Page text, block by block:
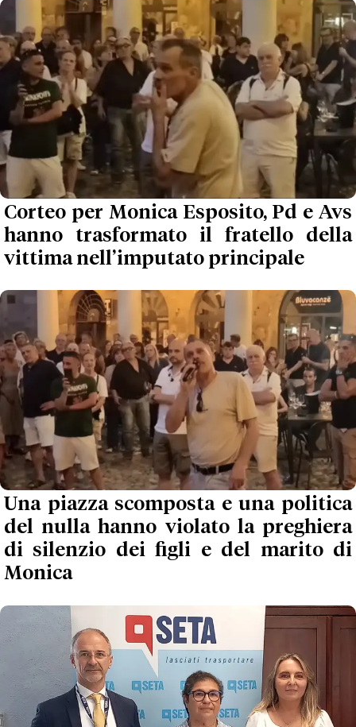
Corteo per Monica Esposito, Pd e Avs
hanno trasformato il fratello della
vittima nell’imputato principale
Una piazza scomposta e una politica
del nulla hanno violato la preghiera
di silenzio dei figli e del marito di
Monica